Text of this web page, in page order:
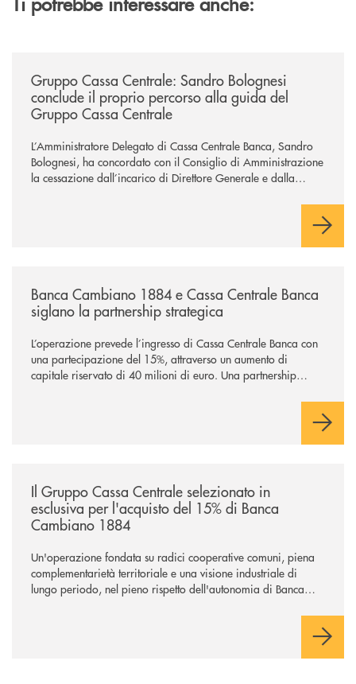
Gruppo Cassa Centrale: Sandro Bolognesi
conclude il proprio percorso alla guida del
Gruppo Cassa Centrale
L’Amministratore Delegato di Cassa Centrale Banca, Sandro
Bolognesi, ha concordato con il Consiglio di Amministrazione
la cessazione dall’incarico di Direttore Generale e dalla
Il Gruppo, sotto la guida dell’Amministratore Delegato, e con
Banca Cambiano 1884 e Cassa Centrale Banca
siglano la partnership strategica
L’operazione prevede l’ingresso di Cassa Centrale Banca con
una partecipazione del 15%, attraverso un aumento di
capitale riservato di 40 milioni di euro. Una partnership
comuni e sulla prossimità ai territori, per ampliare l’offerta e
Il Gruppo Cassa Centrale selezionato in
esclusiva per l'acquisto del 15% di Banca
Cambiano 1884
Un'operazione fondata su radici cooperative comuni, piena
complementarietà territoriale e una visione industriale di
lungo periodo, nel pieno rispetto dell'autonomia di Banca
negoziazione esclusiva per la finalizzazione dell’operazione.